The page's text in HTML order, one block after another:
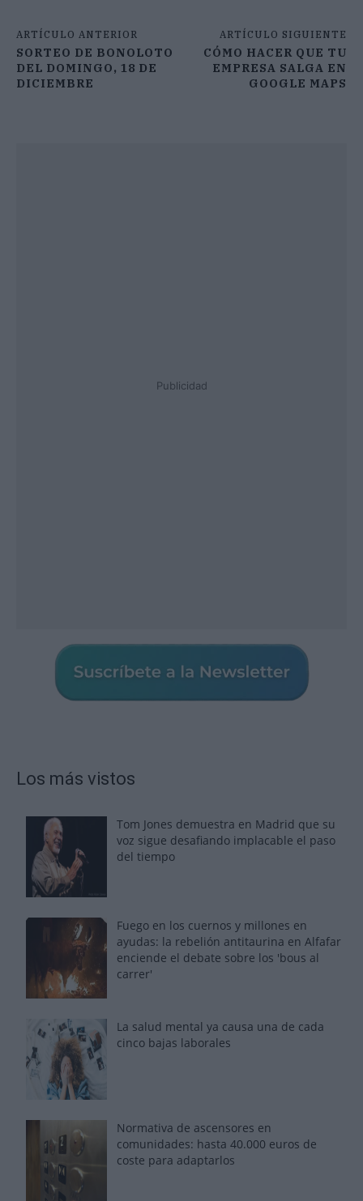
ARTÍCULO ANTERIOR
SORTEO DE BONOLOTO
DEL DOMINGO, 18 DE
DICIEMBRE
ARTÍCULO SIGUIENTE
CÓMO HACER QUE TU
EMPRESA SALGA EN
GOOGLE MAPS
Publicidad
Los más vistos
Tom Jones demuestra en Madrid que su
voz sigue desafiando implacable el paso
del tiempo
Fuego en los cuernos y millones en
ayudas: la rebelión antitaurina en Alfafar
enciende el debate sobre los 'bous al
carrer'
La salud mental ya causa una de cada
cinco bajas laborales
Normativa de ascensores en
comunidades: hasta 40.000 euros de
coste para adaptarlos